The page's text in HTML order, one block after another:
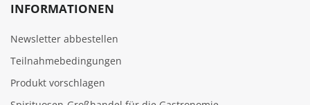
INFORMATIONEN
Newsletter abbestellen
Teilnahmebedingungen
Produkt vorschlagen